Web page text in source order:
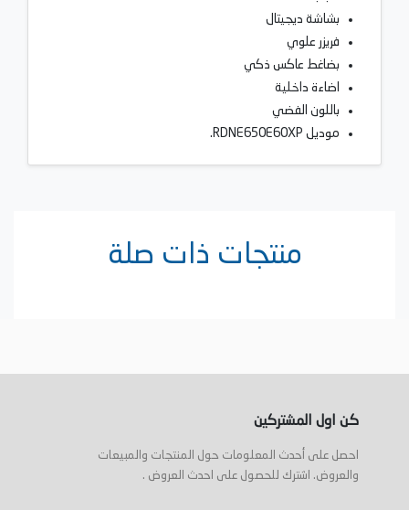
بشاشة ديجيتال
فريزر علوي
بضاغط عاكس ذكي
اضاءة داخلية
باللون الفضي
موديل RDNE650E60XP.
منتجات ذات صلة
كن اول المشتركين
احصل على أحدث المعلومات حول المنتجات والمبيعات
والعروض. اشترك للحصول على احدث العروض .